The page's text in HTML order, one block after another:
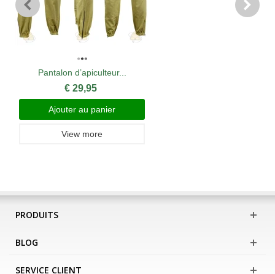
Pantalon d’apiculteur...
€ 29,95
Ajouter au panier
View more
PRODUITS
BLOG
SERVICE CLIENT